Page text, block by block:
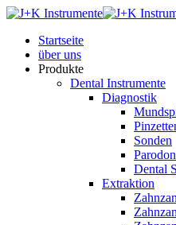
Startseite
über uns
Produkte
Dental Instrumente
Diagnostik
Sonden
Dental
Extraktion